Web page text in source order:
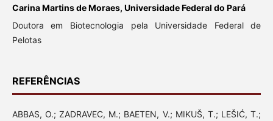
Carina Martins de Moraes, Universidade Federal do Pará
Doutora em Biotecnologia pela Universidade Federal de
Pelotas
REFERÊNCIAS
ABBAS, O.; ZADRAVEC, M.; BAETEN, V.; MIKUŠ, T.; LEŠIĆ, T.;